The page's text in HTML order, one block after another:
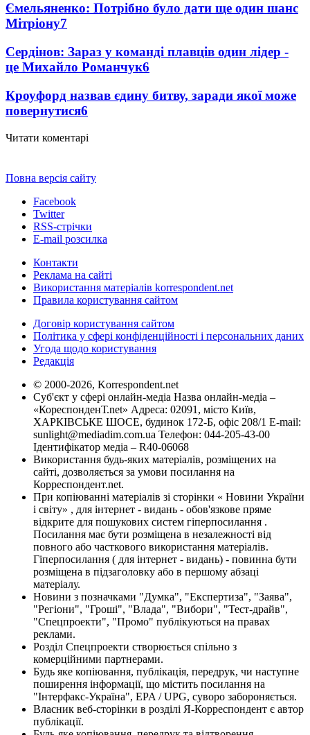
Ємельяненко: Потрібно було дати ще один шанс
Мітріону7
Сердінов: Зараз у команді плавців один лідер -
це Михайло Романчук6
Кроуфорд назвав єдину битву, заради якої може
повернутися6
Читати коментарі
Повна версія сайту
Facebook
Twitter
RSS-стрічки
E-mail розсилка
Контакти
Реклама на сайті
Використання матеріалів korrespondent.net
Правила користування сайтом
Договір користування сайтом
Політика у сфері конфіденційності і персональних даних
Угода щодо користування
Редакція
© 2000-2026, Korrespondent.net
Суб'єкт у сфері онлайн-медіа Назва онлайн-медіа –
«КореспонденТ.net» Адреса: 02091, місто Київ,
ХАРКІВСЬКЕ ШОСЕ, будинок 172-Б, офіс 208/1 E-mail:
sunlight@mediadim.com.ua Телефон: 044-205-43-00
Ідентифікатор медіа – R40-06068
Використання будь-яких матеріалів, розміщених на
сайті, дозволяється за умови посилання на
Корреспондент.net.
При копіюванні матеріалів зі сторінки « Новини України
і світу» , для інтернет - видань - обов'язкове пряме
відкрите для пошукових систем гіперпосилання .
Посилання має бути розміщена в незалежності від
повного або часткового використання матеріалів.
Гіперпосилання ( для інтернет - видань) - повинна бути
розміщена в підзаголовку або в першому абзаці
матеріалу.
Новини з позначками "Думка", "Експертиза", "Заява",
"Регіони", "Гроші", "Влада", "Вибори", "Тест-драйв",
"Спецпроекти", "Промо" публікуються на правах
реклами.
Розділ Спецпроекти створюється спільно з
комерційними партнерами.
Будь яке копіювання, публікація, передрук, чи наступне
поширення інформації, що містить посилання на
"Інтерфакс-Україна", EPA / UPG, суворо забороняється.
Власник веб-сторінки в розділі Я-Корреспондент є автор
публікації.